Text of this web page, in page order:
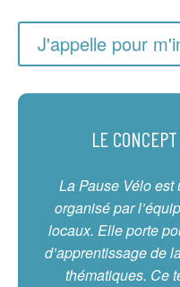
J'appelle pour
LE
La Pause Vélo
organisé par
locaux. Elle porte
d’apprentissage de
thématiques. Ce